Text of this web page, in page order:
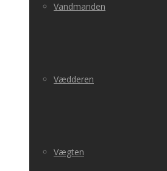
Vandmanden
Vædderen
Vægten